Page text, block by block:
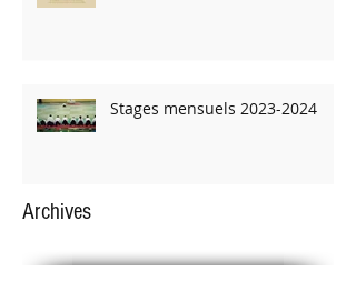
Stages mensuels 2023-2024
Archives